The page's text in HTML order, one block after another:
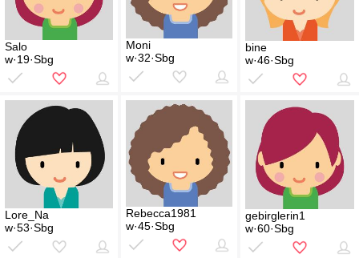
Salo
w·19·Sbg
Moni
w·32·Sbg
bine
w·46·Sbg
Lore_Na
w·53·Sbg
Rebecca1981
w·45·Sbg
gebirglerin1
w·60·Sbg